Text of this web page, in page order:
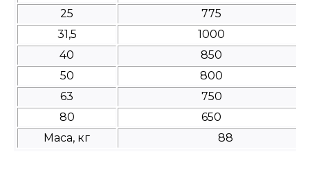
25
775
31,5
1000
40
850
50
800
63
750
80
650
Маса, кг
88